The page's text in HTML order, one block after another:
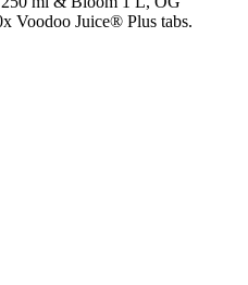
Voodoo Juice® Plus tabs.